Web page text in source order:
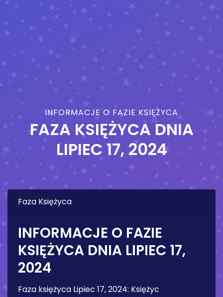
INFORMACJE O FAZIE KSIĘŻYCA
FAZA KSIĘŻYCA DNIA
LIPIEC 17, 2024
Faza Księżyca
INFORMACJE O FAZIE
KSIĘŻYCA DNIA LIPIEC 17,
2024
Faza księżyca Lipiec 17, 2024: Księżyc